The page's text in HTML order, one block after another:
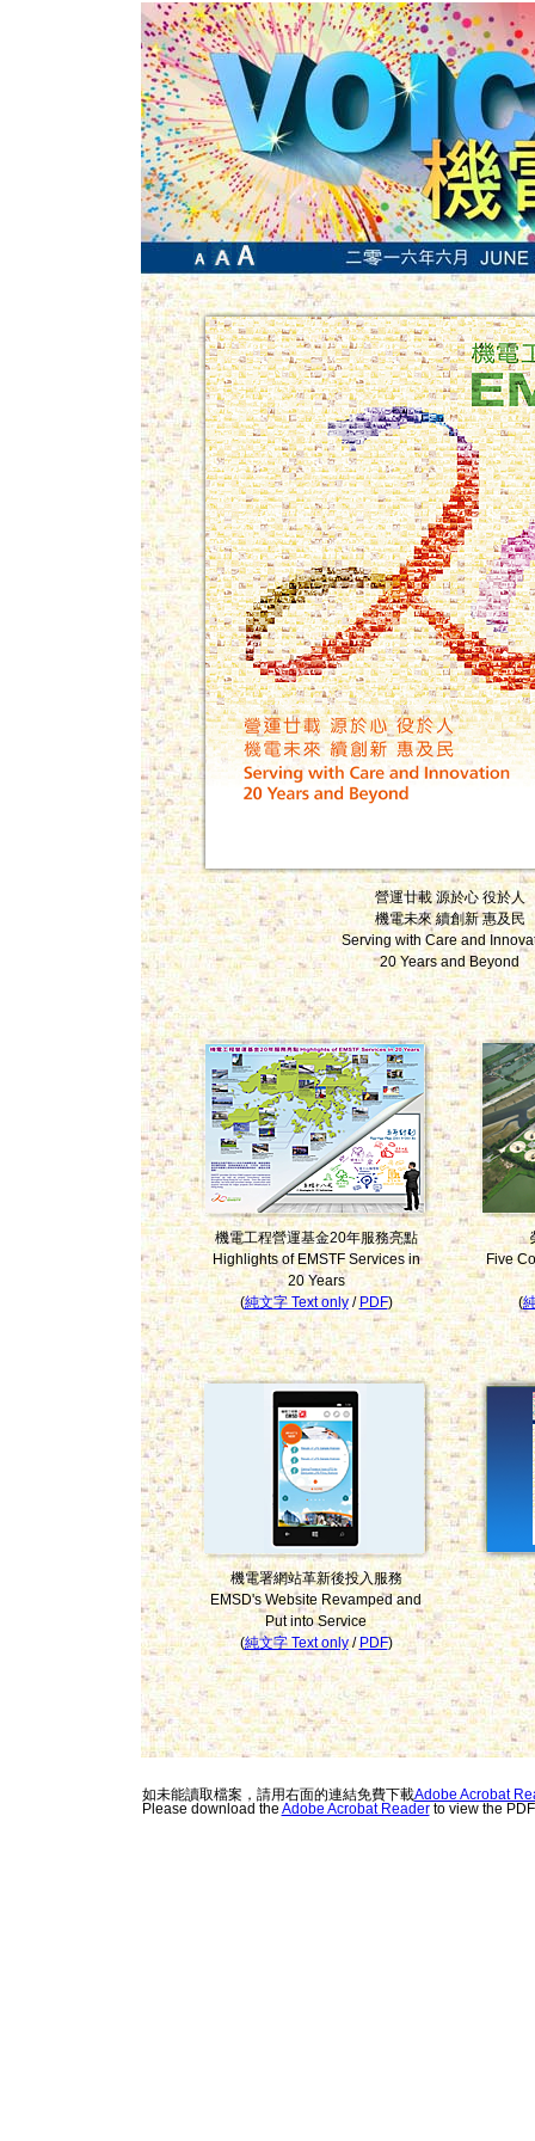
營運廿載 源於心 役於人
機電未來 續創新 惠及民
Serving with Care and
20 Years and Beyond
機電工程營運基金20年服務亮點
Highlights of EMSTF Services in
20 Years
(純文字 Text only/ PDF)
Five
(
機電署網站革新後投入服務
EMSD's Website Revamped and
Put into Service
(純文字 Text only/PDF)
如未能讀取檔案，請用右面的連結免費下載Adobe Acrobat
Please download the Adobe Acrobat Readerto view the